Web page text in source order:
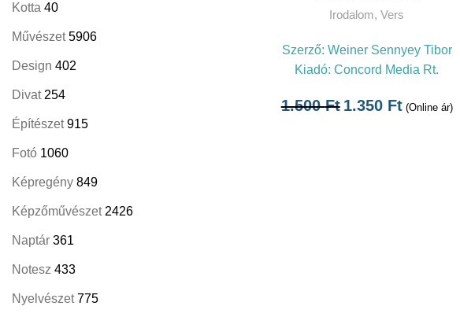
Kotta 40
Művészet 5906
Design 402
Divat 254
Építészet 915
Fotó 1060
Képregény 849
Képzőművészet 2426
Naptár 361
Notesz 433
Nyelvészet 775
Irodalom,Vers
Szerző: Weiner Sennyey Tibor
Kiadó:Concord Media Rt.
1.500Ft 1.350 Ft (Online ár)